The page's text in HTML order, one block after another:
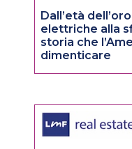
Dall’età
elettriche alla
storia che
dimenticare